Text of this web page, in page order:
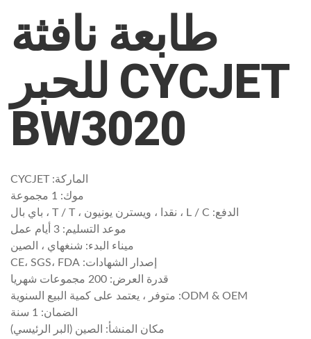
طابعة نافثة
للحبر CYCJET
BW3020
الماركة: CYCJET
موك: 1 مجموعة
الدفع: L / C ، نقدا ، ويسترن يونيون ، T / T ، باي بال
موعد التسليم: 3 أيام عمل
ميناء البدء: شنغهاي ، الصين
إصدار الشهادات: CE، SGS، FDA
قدرة العرض: 200 مجموعات شهريا
ODM & OEM: متوفر ، يعتمد على كمية البيع السنوية
الضمان: 1 سنة
مكان المنشأ: الصين (البر الرئيسي)